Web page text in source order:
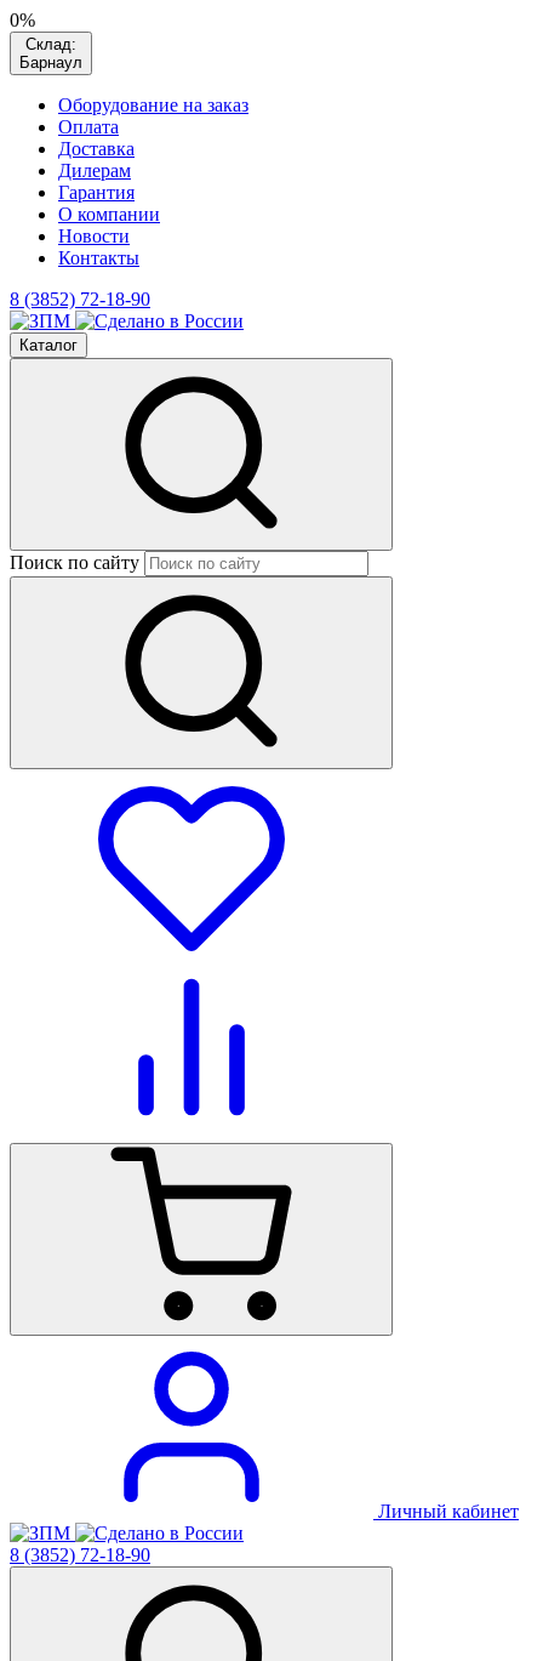
0%
Склад:
Барнаул
Оборудование на заказ
Оплата
Доставка
Дилерам
Гарантия
О компании
Новости
Контакты
8 (3852) 72-18-90
Каталог
Поиск по сайту
Личный кабинет
8 (3852) 72-18-90